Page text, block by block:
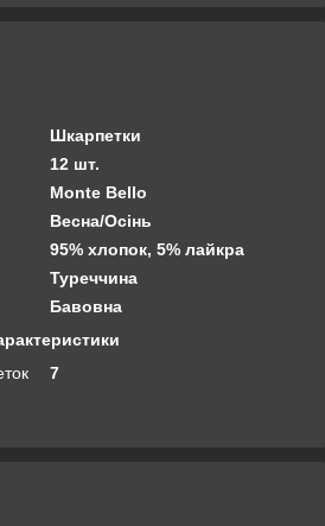
Шкарпетки
12 шт.
Monte Bello
Весна/Осінь
95% хлопок, 5% лайкра
Туреччина
Бавовна
7